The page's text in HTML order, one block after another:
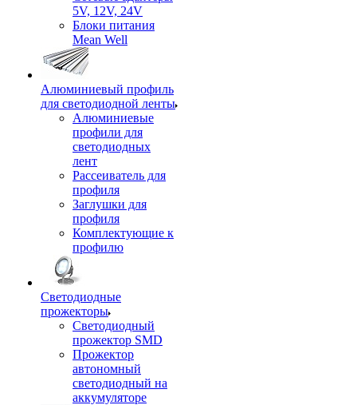
5V, 12V, 24V
Блоки питания
Mean Well
Алюминиевый профиль
для светодиодной ленты
Алюминиевые
профили для
светодиодных
лент
Рассеиватель для
профиля
Заглушки для
профиля
Комплектующие к
профилю
Светодиодные
прожекторы
Светодиодный
прожектор SMD
Прожектор
автономный
светодиодный на
аккумуляторе